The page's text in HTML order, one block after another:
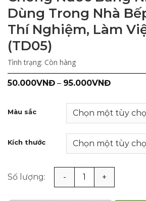
Dùng Trong Nhà
Thí Nghiệm, Làm
(TD05)
Tình trạng: Còn hàng
50.000VNĐ – 95.000VNĐ
Màu sắc
Kích thước
Tạp Dề Chống Hóa Chất, Chống